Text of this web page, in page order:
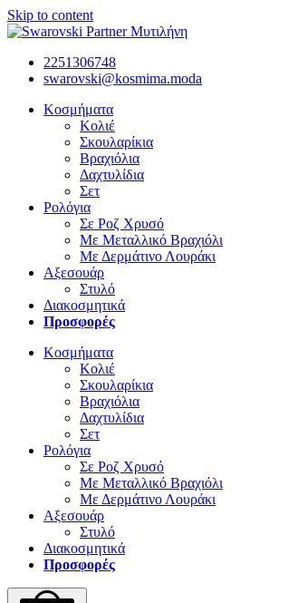
Skip to content
2251306748
swarovski@kosmima.moda
Κοσμήματα
Κολιέ
Σκουλαρίκια
Βραχιόλια
Δαχτυλίδια
Σετ
Ρολόγια
Σε Ροζ Χρυσό
Με Μεταλλικό Βραχιόλι
Με Δερμάτινο Λουράκι
Αξεσουάρ
Στυλό
Διακοσμητικά
Προσφορές
Κοσμήματα
Κολιέ
Σκουλαρίκια
Βραχιόλια
Δαχτυλίδια
Σετ
Ρολόγια
Σε Ροζ Χρυσό
Με Μεταλλικό Βραχιόλι
Με Δερμάτινο Λουράκι
Αξεσουάρ
Στυλό
Διακοσμητικά
Προσφορές